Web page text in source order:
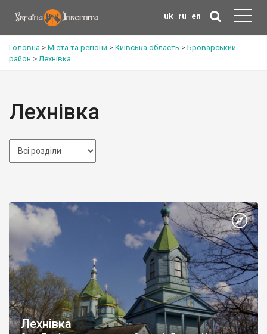
uk ru en
Головна > Міста та регіони > Київська область > Броварський
район >Лехнівка
Лехнівка
Лехнівка